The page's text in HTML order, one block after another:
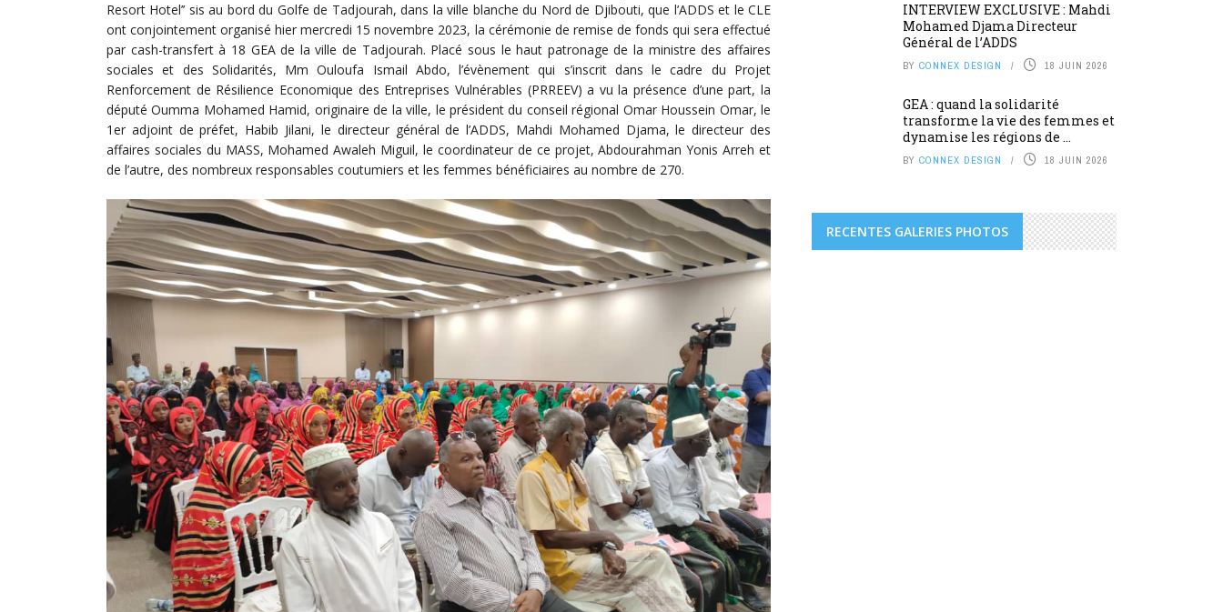
Resort Hotel’’ sis au bord du Golfe de Tadjourah, dans la ville blanche du Nord de Djibouti, que l’ADDS et le CLE
ont conjointement organisé hier mercredi 15 novembre 2023, la cérémonie de remise de fonds qui sera effectué
par cash-transfert à 18 GEA de la ville de Tadjourah. Placé sous le haut patronage de la ministre des affaires
sociales et des Solidarités, Mm Ouloufa Ismail Abdo, l’évènement qui s’inscrit dans le cadre du Projet
Renforcement de Résilience Economique des Entreprises Vulnérables (PRREEV) a vu la présence d’une part, la
député Oumma Mohamed Hamid, originaire de la ville, le président du conseil régional Omar Houssein Omar, le
1er adjoint de préfet, Habib Jilani, le directeur général de l’ADDS, Mahdi Mohamed Djama, le directeur des
affaires sociales du MASS, Mohamed Awaleh Miguil, le coordinateur de ce projet, Abdourahman Yonis Arreh et
de l’autre, des nombreux responsables coutumiers et les femmes bénéficiaires au nombre de 270.
INTERVIEW EXCLUSIVE : Mahdi
Mohamed Djama Directeur
Général de l’ADDS
BY CONNEX DESIGN 18 JUIN 2026
GEA : quand la solidarité
transforme la vie des femmes et
dynamise les régions de ...
BY CONNEX DESIGN 18 JUIN 2026
RECENTES GALERIES PHOTOS